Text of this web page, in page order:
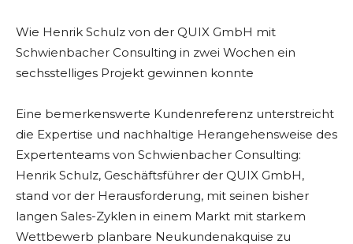
Wie Henrik Schulz von der QUIX GmbH mit
Schwienbacher Consulting in zwei Wochen ein
sechsstelliges Projekt gewinnen konnte
Eine bemerkenswerte Kundenreferenz unterstreicht
die Expertise und nachhaltige Herangehensweise des
Expertenteams von Schwienbacher Consulting:
Henrik Schulz, Geschäftsführer der QUIX GmbH,
stand vor der Herausforderung, mit seinen bisher
langen Sales-Zyklen in einem Markt mit starkem
Wettbewerb planbare Neukundenakquise zu